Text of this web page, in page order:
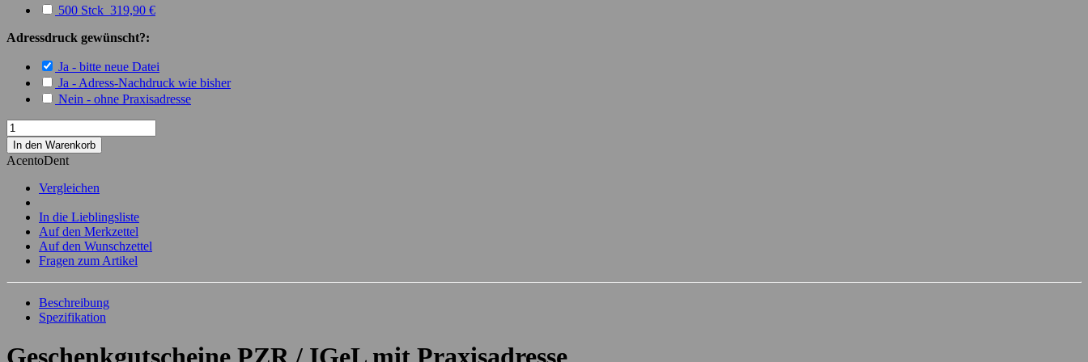
500 Stck 319,90 €
Adressdruck gewünscht?:
Ja - bitte neue Datei
Ja - Adress-Nachdruck wie bisher
Nein - ohne Praxisadresse
In den Warenkorb
AcentoDent
Vergleichen
In die Lieblingsliste
Auf den Merkzettel
Auf den Wunschzettel
Fragen zum Artikel
Beschreibung
Spezifikation